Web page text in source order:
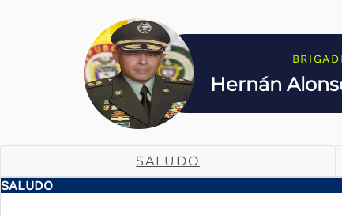
Hernán
SALUDO
SALUDO